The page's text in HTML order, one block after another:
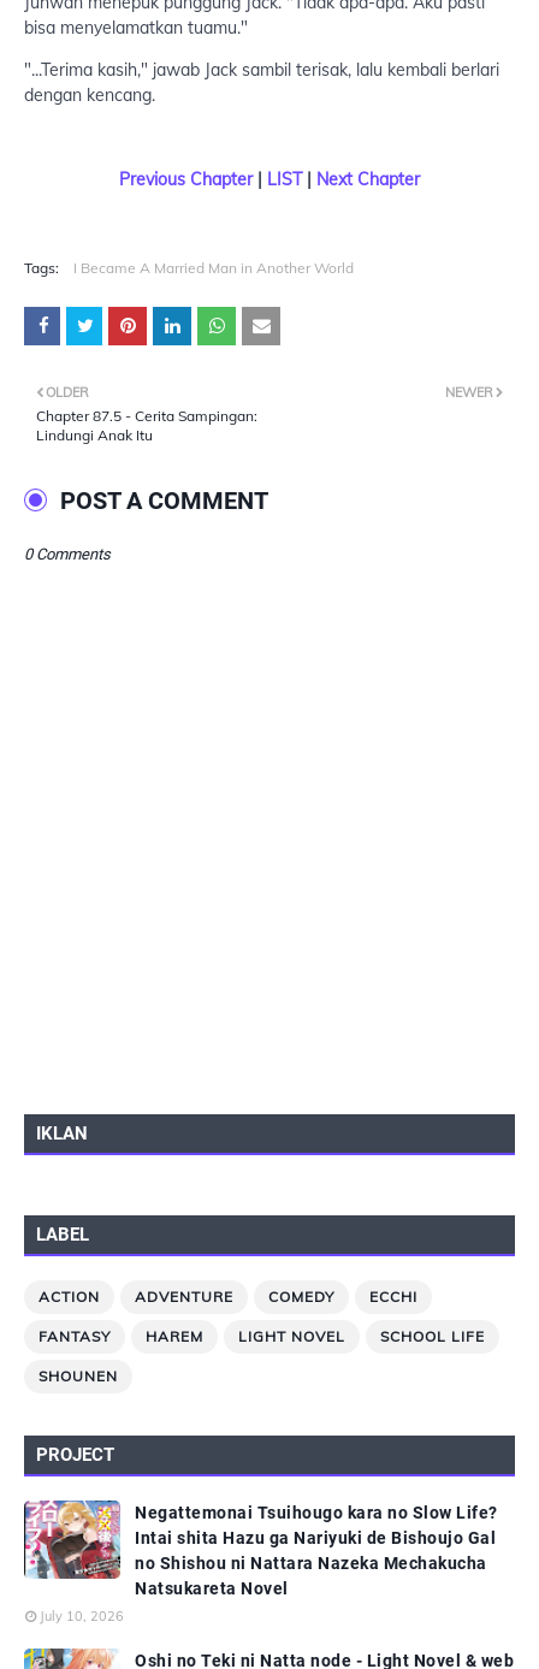
bisa menyelamatkan tuamu."
"...Terima kasih," jawab Jack sambil terisak, lalu kembali berlari
dengan kencang.
Previous Chapter| LIST | Next Chapter
Tags: I Became A Married Man in Another World
NEWER
OLDER
Chapter 87.5 - Cerita Sampingan:
Lindungi Anak Itu
POST A COMMENT
0 Comments
IKLAN
LABEL
ACTION ADVENTURE COMEDY ECCHI
FANTASY HAREM LIGHT NOVEL SCHOOL LIFE
SHOUNEN
PROJECT
Negattemonai Tsuihougo kara no Slow Life?
Intai shita Hazu ga Nariyuki de Bishoujo Gal
no Shishou ni Nattara Nazeka Mechakucha
Natsukareta Novel
July 10, 2026
Oshi no Teki ni Natta node - Light Novel & web